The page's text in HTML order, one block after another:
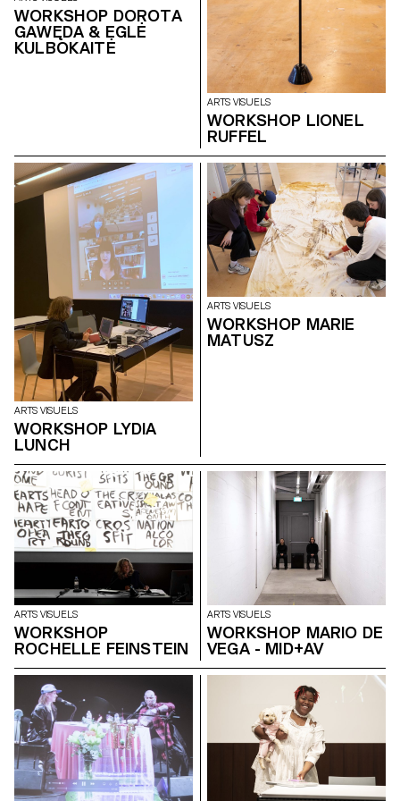
WORKSHOP DOROTA
GAWĘDA & EGLĖ
KULBOKAITĖ
ARTS VISUELS
WORKSHOP LIONEL
RUFFEL
ARTS VISUELS
WORKSHOP LYDIA
LUNCH
ARTS VISUELS
WORKSHOP MARIE
MATUSZ
ARTS VISUELS
WORKSHOP
ROCHELLE FEINSTEIN
ARTS VISUELS
WORKSHOP MARIO DE
VEGA - MID+AV